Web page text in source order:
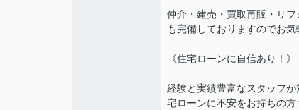
仲介・建売・買取再販・リ
も完備しておりますのでお気
《住宅ローンに自信あり！》
経験と実績豊富なスタッフ
宅ローンに不安をお持ちの